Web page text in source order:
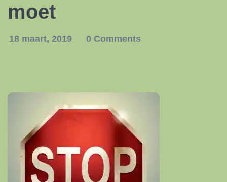
moet
18 maart, 2019 0 Comments